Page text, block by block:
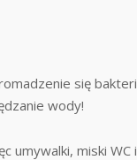
się
wody!
miski